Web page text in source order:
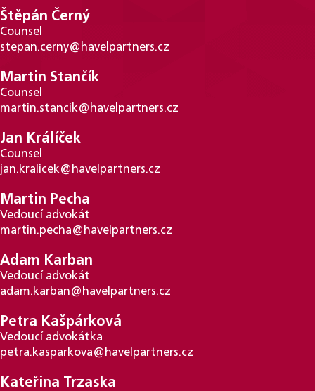
Štěpán Černý
Counsel
stepan.cerny@havelpartners.cz
Martin Stančík
Counsel
martin.stancik@havelpartners.cz
Jan Králíček
Counsel
jan.kralicek@havelpartners.cz
Martin Pecha
Vedoucí advokát
martin.pecha@havelpartners.cz
Adam Karban
Vedoucí advokát
adam.karban@havelpartners.cz
Petra Kašpárková
Vedoucí advokátka
petra.kasparkova@havelpartners.cz
Kateřina Trzaska